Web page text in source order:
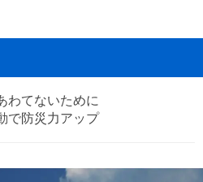
わてないために
で防災力アップ